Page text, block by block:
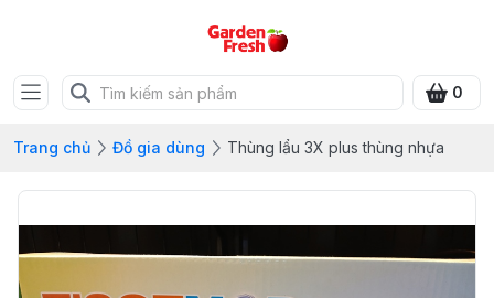
0
Trang chủ Đồ gia dùng Thùng lẩu 3X plus thùng nhựa